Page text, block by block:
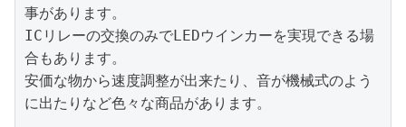
事があります。
ICリレーの交換のみでLEDウインカーを実現できる場
合もあります。
安価な物から速度調整が出来たり、音が機械式のよう
に出たりなど色々な商品があります。